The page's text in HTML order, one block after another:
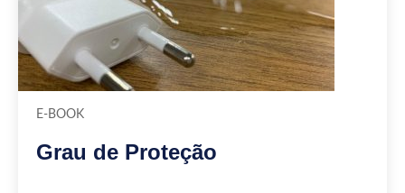
E-BOOK
Grau de Proteção